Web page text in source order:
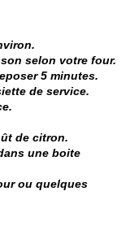
selon votre four.
5 minutes.
de service.
de citron.
une boite
ou quelques